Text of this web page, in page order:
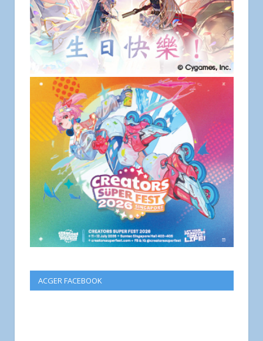
ACGER FACEBOOK